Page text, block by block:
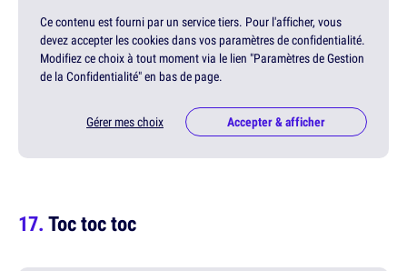
Ce contenu est fourni par un service tiers. Pour l'afficher, vous
devez accepter les cookies dans vos paramètres de confidentialité.
Modifiez ce choix à tout moment via le lien "Paramètres de Gestion
de la Confidentialité" en bas de page.
Gérer mes choix Accepter & afficher
Toc toc toc